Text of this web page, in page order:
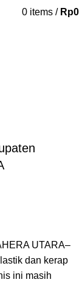
0 items / Rp0
UTARA–
dan kerap
ini masih